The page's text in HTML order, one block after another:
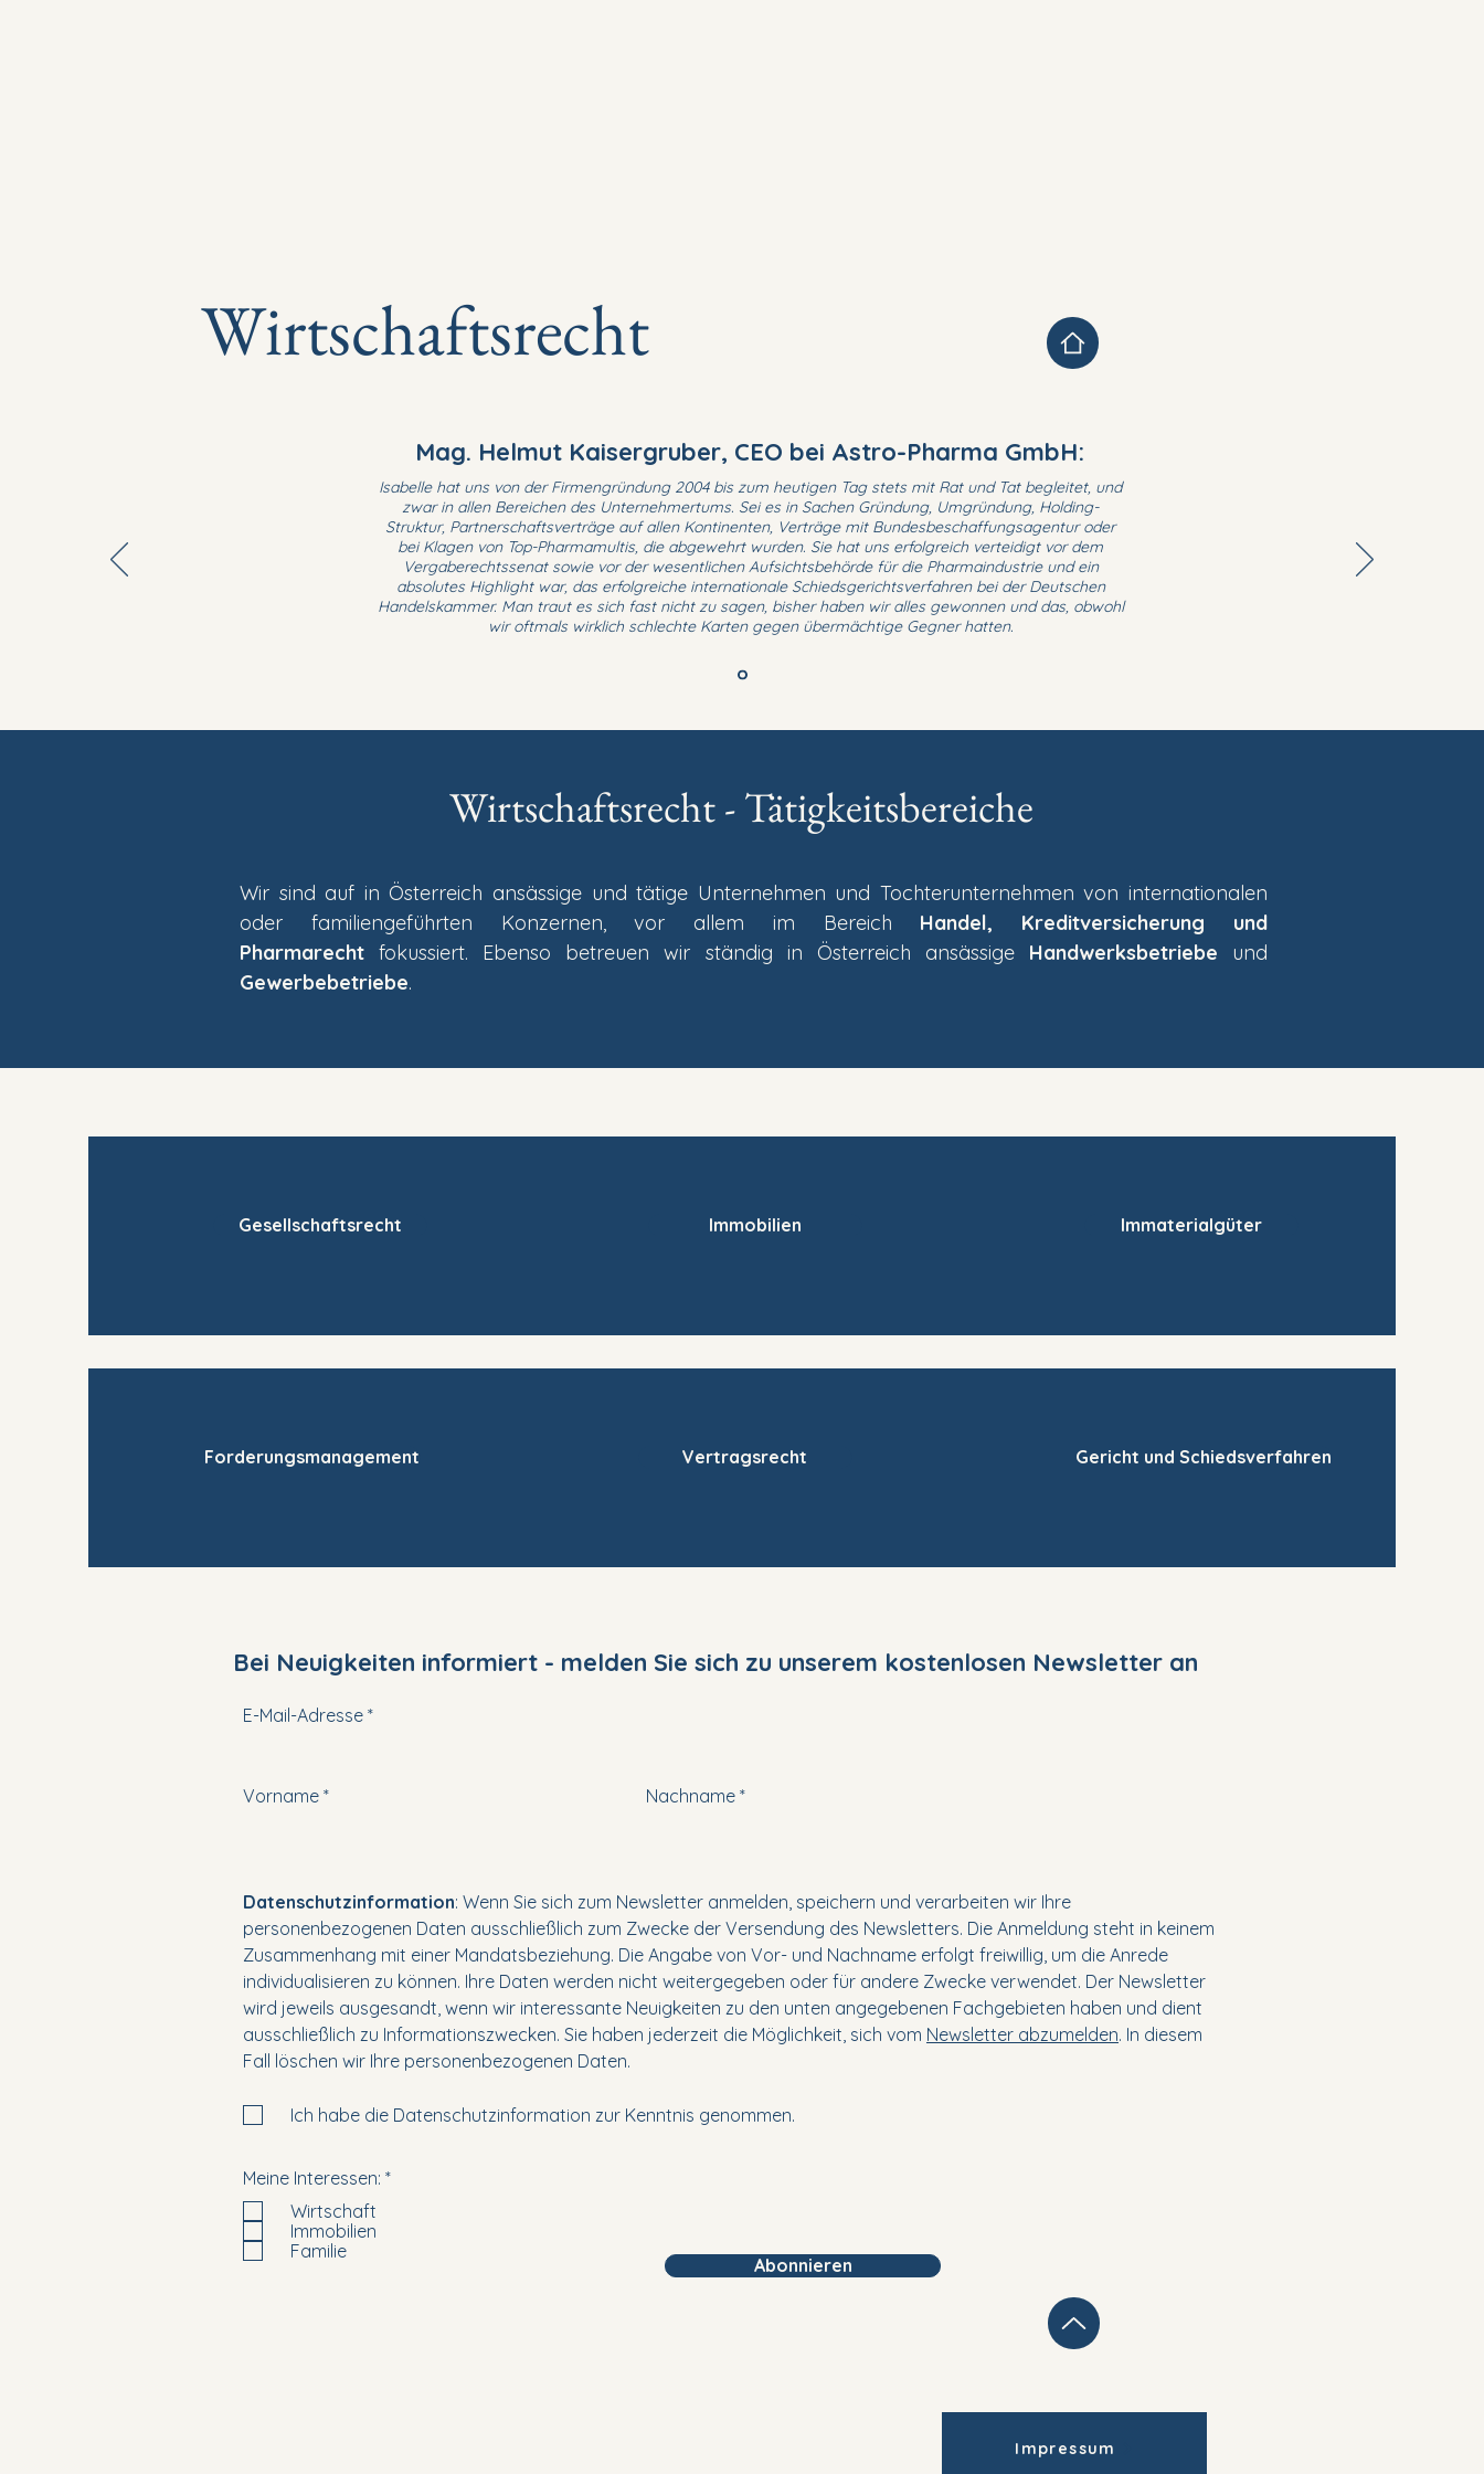
Wirtschaftsrecht
Mag. Helmut Kaisergruber, CEO bei Astro-Pharma GmbH:
Isabelle hat uns von der Firmengründung 2004 bis zum heutigen Tag stets mit Rat und Tat begleitet, und
zwar in allen Bereichen des Unternehmertums. Sei es in Sachen Gründung, Umgründung, Holding-
Struktur, Partnerschaftsverträge auf allen Kontinenten, Verträge mit Bundesbeschaffungsagentur oder
bei Klagen von Top-Pharmamultis, die abgewehrt wurden. Sie hat uns erfolgreich verteidigt vor dem
Vergaberechtssenat sowie vor der wesentlichen Aufsichtsbehörde für die Pharmaindustrie und ein
absolutes Highlight war, das erfolgreiche internationale Schiedsgerichtsverfahren bei der Deutschen
Handelskammer. Man traut es sich fast nicht zu sagen, bisher haben wir alles gewonnen und das, obwohl
wir oftmals wirklich schlechte Karten gegen übermächtige Gegner hatten.
Wirtschaftsrecht - Tätigkeitsbereiche
Wir sind auf in Österreich ansässige und tätige Unternehmen und Tochterunternehmen von internationalen
oder familiengeführten Konzernen, vor allem im Bereich Handel, Kreditversicherung und
Pharmarecht fokussiert. Ebenso betreuen wir ständig in Österreich ansässige Handwerksbetriebe und
Gewerbebetriebe.
Gesellschaftsrecht Immobilien Immaterialgüter
Forderungsmanagement Vertragsrecht Gericht und Schiedsverfahren
Bei Neuigkeiten informiert - melden Sie sich zu unserem kostenlosen Newsletter an
E-Mail-Adresse
Vorname Nachname
Datenschutzinformation: Wenn Sie sich zum Newsletter anmelden, speichern und verarbeiten wir Ihre
personenbezogenen Daten ausschließlich zum Zwecke der Versendung des Newsletters. Die Anmeldung steht in keinem
Zusammenhang mit einer Mandatsbeziehung. Die Angabe von Vor- und Nachname erfolgt freiwillig, um die Anrede
individualisieren zu können. Ihre Daten werden nicht weitergegeben oder für andere Zwecke verwendet. Der Newsletter
wird jeweils ausgesandt, wenn wir interessante Neuigkeiten zu den unten angegebenen Fachgebieten haben und dient
ausschließlich zu Informationszwecken. Sie haben jederzeit die Möglichkeit, sich vom Newsletter abzumelden. In diesem
Fall löschen wir Ihre personenbezogenen Daten.
Ich habe die Datenschutzinformation zur Kenntnis genommen.
Meine Interessen: *R
Wirtschaft
Immobilien
Familie
Abonnieren
Impressum